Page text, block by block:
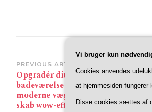
Post
Navigation
PREVIOUS ARTICLE
Opgradér dit
badeværelse med et
moderne vægspejl og
skab wow-effekt
Nord:
Vi bruger kun
Cookies anvendes
at hjemmesiden fungerer
Disse cookies sættes af